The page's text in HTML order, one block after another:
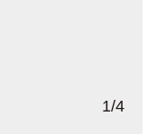
1/4